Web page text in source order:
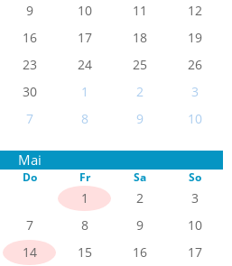
9 10 11
12
16 17 18
19
23 24 25
26
30 1 2
3
7 8 9 10
Mai
Do Fr Sa So
1 2
3
7 8 9
10
14 15 16
17